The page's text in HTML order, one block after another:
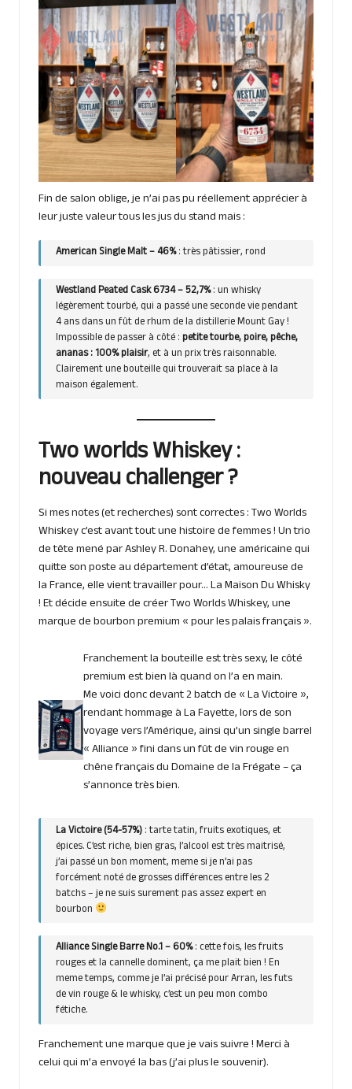
Fin de salon oblige, je n’ai pas pu réellement apprécier à
leur juste valeur tous les jus du stand mais :
American Single Malt – 46%: très pâtissier, rond
Westland Peated Cask 6734– 52,7%: un whisky
légèrement tourbé, qui a passé une seconde vie pendant
4 ans dans un fût de rhum de la distillerie Mount Gay !
Impossible de passer à côté :petite tourbe, poire, pêche,
ananas : 100% plaisir, et à un prix très raisonnable.
Clairement une bouteille qui trouverait sa place à la
maison également.
Two worlds Whiskey :
nouveau challenger ?
Si mes notes (et recherches) sont correctes : Two Worlds
Whiskey c’est avant tout une histoire de femmes ! Un trio
de tête mené par Ashley R. Donahey, une américaine qui
quitte son poste au département d’état, amoureuse de
la France, elle vient travailler pour… La Maison Du Whisky
! Et décide ensuite de créer Two Worlds Whiskey, une
marque de bourbon premium « pour les palais français ».
Franchement la bouteille est très sexy, le côté
premium est bien là quand on l’a en main.
Me voici donc devant 2 batch de « La Victoire »,
rendant hommage à La Fayette, lors de son
voyage vers l’Amérique, ainsi qu’un single barrel
« Alliance » fini dans un fût de vin rouge en
chêne français du Domaine de la Frégate – ça
s’annonce très bien.
La Victoire(54-57%): tarte tatin, fruits exotiques, et
épices. C’est riche, bien gras, l’alcool est très maitrisé,
j’ai passé un bon moment, meme si je n’ai pas
forcément noté de grosses différences entre les 2
batchs – je ne suis surement pas assez expert en
bourbon
Alliance Single Barre No.1 – 60%: cette fois, les fruits
rouges et la cannelle dominent, ça me plait bien ! En
meme temps, comme je l’ai précisé pour Arran, les futs
de vin rouge & le whisky, c’est un peu mon combo
fétiche.
Franchement une marque que je vais suivre ! Merci à
celui qui m’a envoyé la bas (j’ai plus le souvenir).